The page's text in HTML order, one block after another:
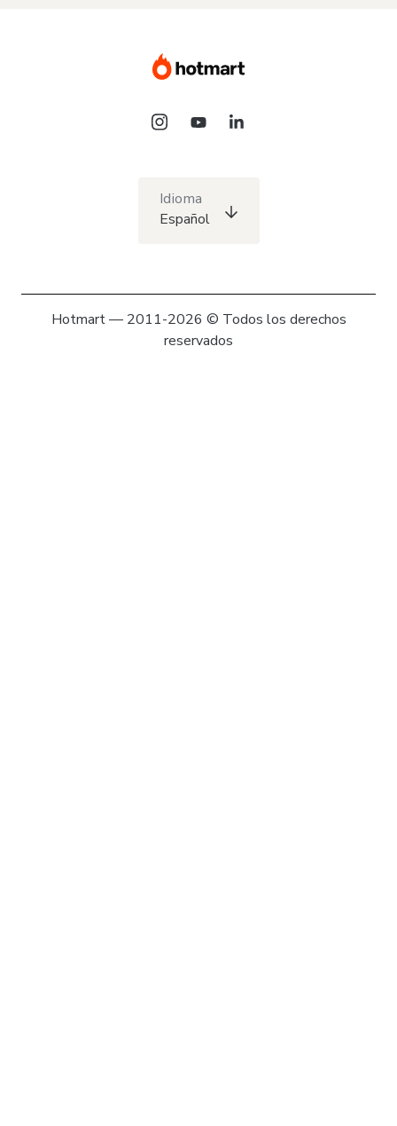
Idioma
Español
Hotmart — 2011-2026 © Todos los derechos
reservados